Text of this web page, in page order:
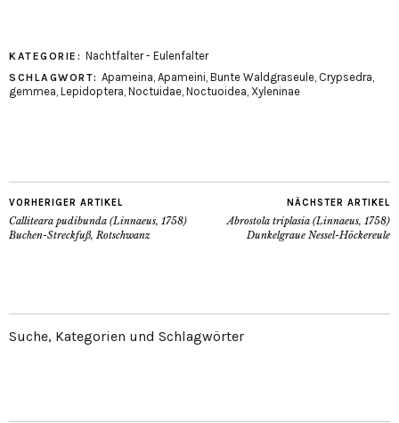
KATEGORIE: Nachtfalter - Eulenfalter
SCHLAGWORT: Apameina, Apameini, Bunte Waldgraseule, Crypsedra,
gemmea, Lepidoptera, Noctuidae, Noctuoidea, Xyleninae
VORHERIGER ARTIKEL
Calliteara pudibunda (Linnaeus, 1758)
Buchen-Streckfuß, Rotschwanz
NÄCHSTER ARTIKEL
Abrostola triplasia (Linnaeus, 1758)
Dunkelgraue Nessel-Höckereule
Suche, Kategorien und Schlagwörter